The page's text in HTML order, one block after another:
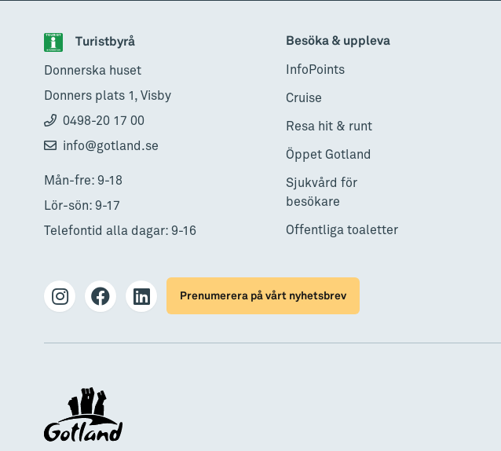
Turistbyrå
Donnerska huset
Donners plats 1, Visby
0498-20 17 00
info@gotland.se
Mån-fre: 9-18
Lör-sön: 9-17
Telefontid alla dagar: 9-16
Besöka & uppleva
InfoPoints
Cruise
Resa hit & runt
Öppet Gotland
Sjukvård för
besökare
Offentliga toaletter
Prenumerera på vårt nyhetsbrev